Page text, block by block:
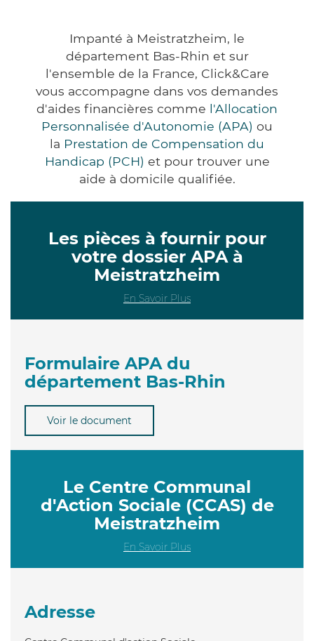
Impanté à Meistratzheim, le
département Bas-Rhin et sur
l'ensemble de la France, Click&Care
vous accompagne dans vos demandes
d'aides financières comme l'Allocation
Personnalisée d'Autonomie (APA) ou
la Prestation de Compensation du
Handicap (PCH) et pour trouver une
aide à domicile qualifiée.
Les pièces à fournir pour
votre dossier APA à
Meistratzheim
En Savoir Plus
Formulaire APA du
département Bas-Rhin
Voir le document
Le Centre Communal
d'Action Sociale (CCAS) de
Meistratzheim
En Savoir Plus
Adresse